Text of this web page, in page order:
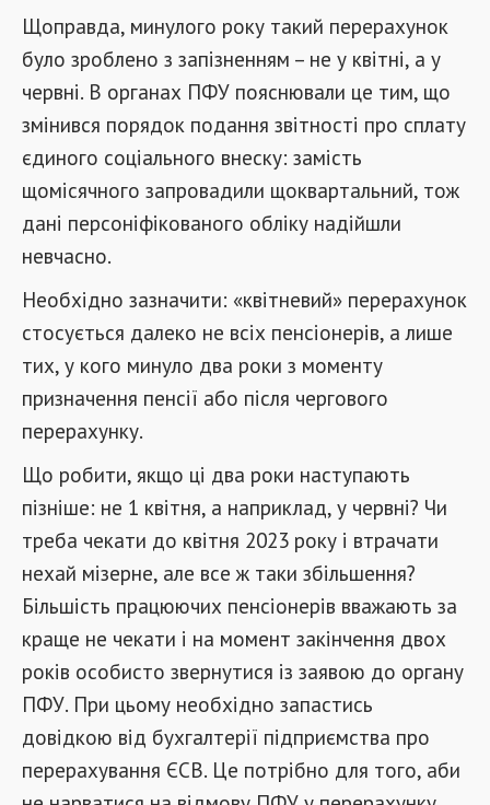
Щоправда, минулого року такий перерахунок
було зроблено з запізненням – не у квітні, а у
червні. В органах ПФУ пояснювали це тим, що
змінився порядок подання звітності про сплату
єдиного соціального внеску: замість
щомісячного запровадили щоквартальний, тож
дані персоніфікованого обліку надійшли
невчасно.
Необхідно зазначити: «квітневий» перерахунок
стосується далеко не всіх пенсіонерів, а лише
тих, у кого минуло два роки з моменту
призначення пенсії або після чергового
перерахунку.
Що робити, якщо ці два роки наступають
пізніше: не 1 квітня, а наприклад, у червні? Чи
треба чекати до квітня 2023 року і втрачати
нехай мізерне, але все ж таки збільшення?
Більшість працюючих пенсіонерів вважають за
краще не чекати і на момент закінчення двох
років особисто звернутися із заявою до органу
ПФУ. При цьому необхідно запастись
довідкою від бухгалтерії підприємства про
перерахування ЄСВ. Це потрібно для того, аби